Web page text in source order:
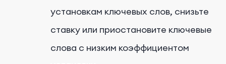
установкам ключевых слов, снизьте
ставку или приостановите ключевые
слова с низким коэффициентом